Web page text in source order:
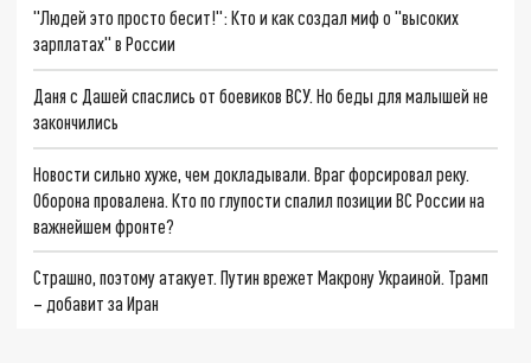
"Людей это просто бесит!": Кто и как создал миф о "высоких
зарплатах" в России
Даня с Дашей спаслись от боевиков ВСУ. Но беды для малышей не
закончились
Новости сильно хуже, чем докладывали. Враг форсировал реку.
Оборона провалена. Кто по глупости спалил позиции ВС России на
важнейшем фронте?
Страшно, поэтому атакует. Путин врежет Макрону Украиной. Трамп
– добавит за Иран